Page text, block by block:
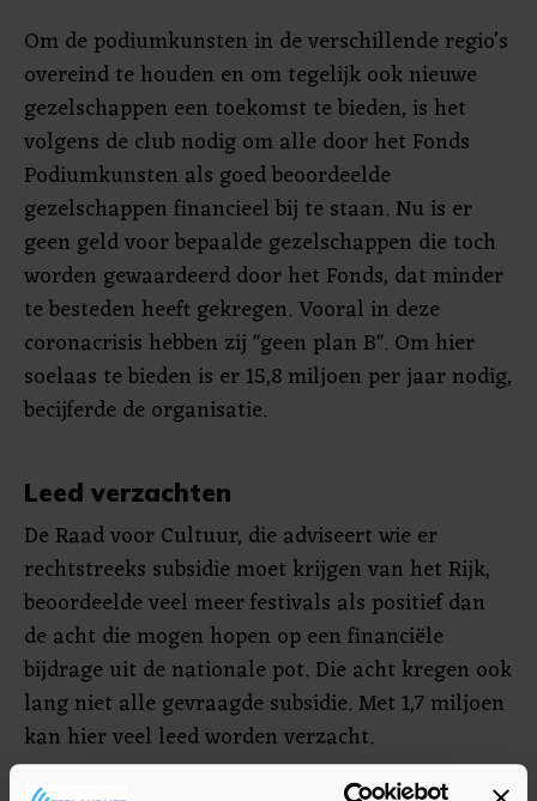
Om de podiumkunsten in de verschillende regio’s
overeind te houden en om tegelijk ook nieuwe
gezelschappen een toekomst te bieden, is het
volgens de club nodig om alle door het Fonds
Podiumkunsten als goed beoordeelde
gezelschappen financieel bij te staan. Nu is er
geen geld voor bepaalde gezelschappen die toch
worden gewaardeerd door het Fonds, dat minder
te besteden heeft gekregen. Vooral in deze
coronacrisis hebben zij "geen plan B". Om hier
soelaas te bieden is er 15,8 miljoen per jaar nodig,
becijferde de organisatie.
Leed verzachten
De Raad voor Cultuur, die adviseert wie er
rechtstreeks subsidie moet krijgen van het Rijk,
beoordeelde veel meer festivals als positief dan
de acht die mogen hopen op een financiële
bijdrage uit de nationale pot. Die acht kregen ook
lang niet alle gevraagde subsidie. Met 1,7 miljoen
kan hier veel leed worden verzacht.